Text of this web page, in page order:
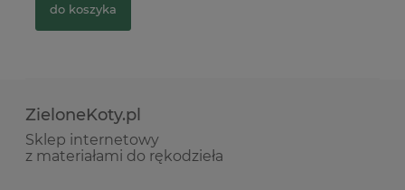
do koszyka
ZieloneKoty.pl
Sklep internetowy
z materiałami do rękodzieła